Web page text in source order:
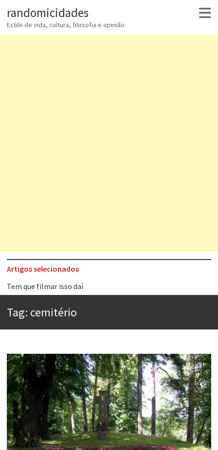
randomicidades
Estilo de vida, cultura, filosofia e opinião.
Artigos selecionados
Tem que filmar isso daí
Aprender a fracassar é o segredo do sucesso
Esse tal de Rock Gaúcho
Os causos de Jorge Luis Borges
Voto obrigatório é correto?
Se queres salvar o mundo, o veganismo não é a resposta
Tag: cemitério